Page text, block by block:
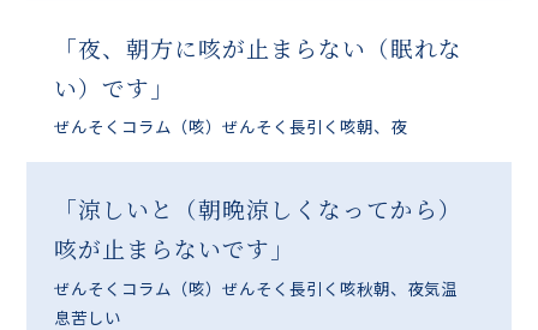
「夜、朝方に咳が止まらない（眠れな
い）です」
ぜんそくコラム （咳）ぜんそく 長引く咳朝、夜
「涼しいと（朝晩涼しくなってから）
咳が止まらないです」
ぜんそくコラム （咳）ぜんそく 長引く咳秋朝、夜気温
息苦しい